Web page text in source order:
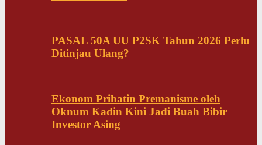
PASAL 50A UU P2SK Tahun 2026 Perlu
Ditinjau Ulang?
Ekonom Prihatin Premanisme oleh
Oknum Kadin Kini Jadi Buah Bibir
Investor Asing